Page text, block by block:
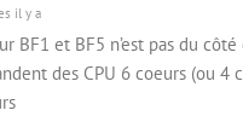
il y a
BF1 et BF5 n’est pas du côté
des CPU 6 coeurs (ou